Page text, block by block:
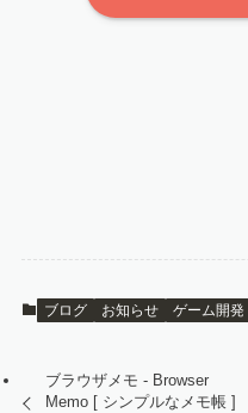
ブログ お知らせ ゲーム開発
ブラウザメモ - Browser
Memo [ シンプルなメモ帳 ]